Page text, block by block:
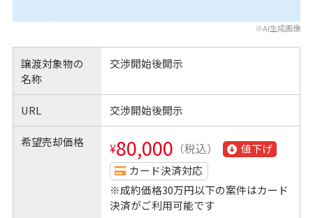
※AI生成画像
譲渡対象物の
名称
交渉開始後開示
URL 交渉開始後開示
希望売却価格 ¥80,000 （税込）
値下げ
カード決済対応
※成約価格30万円以下の案件はカード
決済がご利用可能です